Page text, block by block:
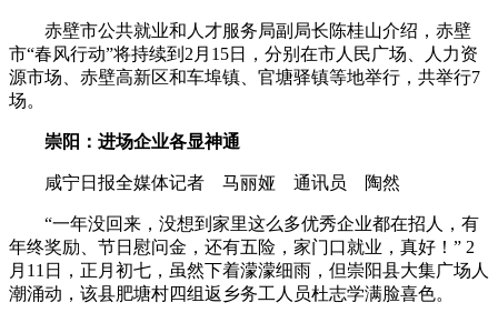
赤壁市公共就业和人才服务局副局长陈桂山介绍，赤壁
市“春风行动”将持续到2月15日，分别在市人民广场、人力资
源市场、赤壁高新区和车埠镇、官塘驿镇等地举行，共举行7
场。
崇阳：进场企业各显神通
咸宁日报全媒体记者 马丽娅 通讯员 陶然
“一年没回来，没想到家里这么多优秀企业都在招人，有
年终奖励、节日慰问金，还有五险，家门口就业，真好！” 2
月11日，正月初七，虽然下着濛濛细雨，但崇阳县大集广场人
潮涌动，该县肥塘村四组返乡务工人员杜志学满脸喜色。